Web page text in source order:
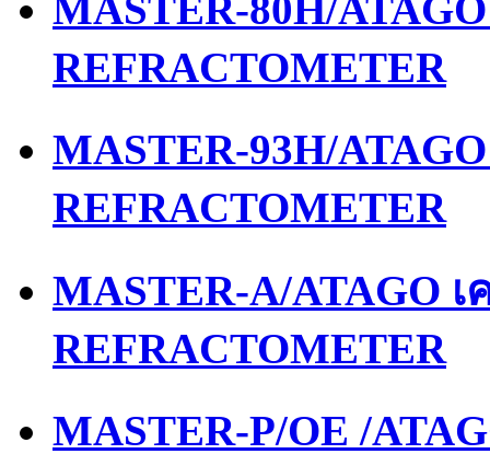
REFRACTOMETER
MASTER-93H/
REFRACTOMETER
MASTER-A/ATAGO
REFRACTOMETER
MASTER-P/OE /